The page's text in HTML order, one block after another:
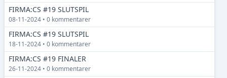
FIRMA:CS #19 SLUTSPIL
08-11-2024 • 0 kommentarer
FIRMA:CS #19 SLUTSPIL
18-11-2024 • 0 kommentarer
FIRMA:CS #19 FINALER
26-11-2024 • 0 kommentarer